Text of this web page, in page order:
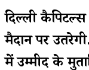
दिल्ली
मैदान पर
में उम्मीद के